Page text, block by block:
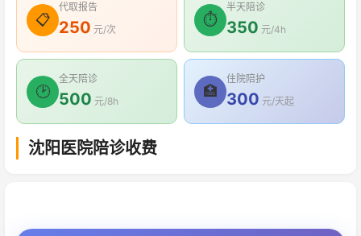
📋
代取报告
250 元/次
⏱
半天陪诊
350 元/4h
🕑
全天陪诊
500 元/8h
🏥
住院陪护
300 元/天起
沈阳医院陪诊收费